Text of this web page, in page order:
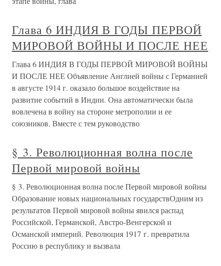
Глава 6 ИНДИЯ В ГОДЫ ПЕРВОЙ
МИРОВОЙ ВОЙНЫ И ПОСЛЕ НЕЕ
Глава 6 ИНДИЯ В ГОДЫ ПЕРВОЙ МИРОВОЙ ВОЙНЫ
И ПОСЛЕ НЕЕ Объявление Англией войны с Германией
в августе 1914 г. оказало большое воздействие на
развитие событий в Индии. Она автоматически была
вовлечена в войну на стороне метрополии и ее
союзников. Вместе с тем руководство
§ 3. Революционная волна после
Первой мировой войны
§ 3. Революционная волна после Первой мировой войны
Образование новых национальных государствОдним из
результатов Первой мировой войны явился распад
Российской, Германской, Австро-Венгерской и
Османской империй. Революция 1917 г. превратила
Россию в республику и вызвала